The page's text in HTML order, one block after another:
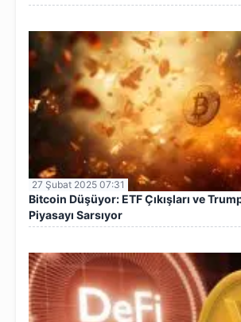
27 Şubat 2025 07:31
Bitcoin Düşüyor: ETF Çıkışları ve
Piyasayı Sarsıyor